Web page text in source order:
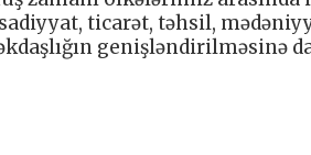
ticarət, təhsil,
genişləndirilməsinə